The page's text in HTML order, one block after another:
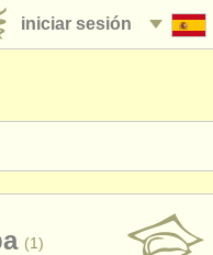
iniciar sesión
(1)